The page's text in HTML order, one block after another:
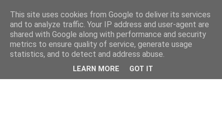
This site uses cookies from Google to deliver its services
and to analyze traffic. Your IP address and user-agent are
shared with Google along with performance and security
metrics to ensure quality of service, generate usage
statistics, and to detect and address abuse.
LEARN MORE GOT IT